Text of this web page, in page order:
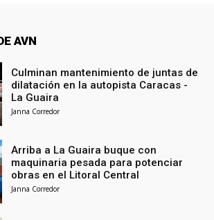
AVN
Culminan mantenimiento de juntas de
dilatación en la autopista Caracas -
La Guaira
Janna Corredor
Arriba a La Guaira buque con
maquinaria pesada para potenciar
obras en el Litoral Central
Janna Corredor